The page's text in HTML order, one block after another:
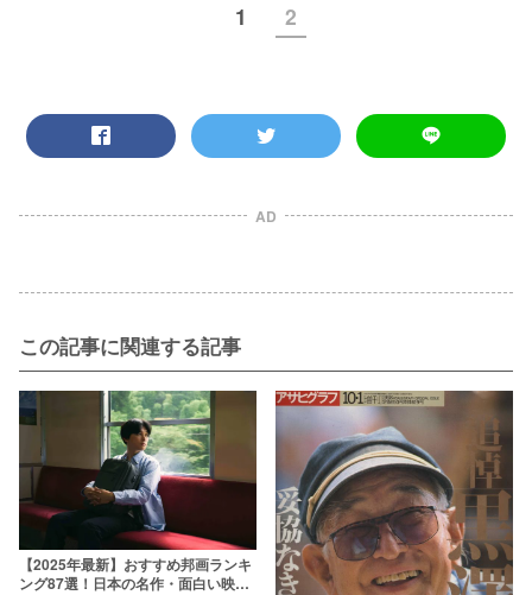
1 2
AD
この記事に関連する記事
【2025年最新】おすすめ邦画ランキ
ング87選！日本の名作・面白い映画